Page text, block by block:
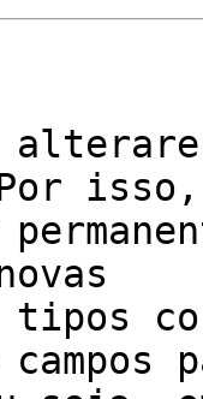
tipos